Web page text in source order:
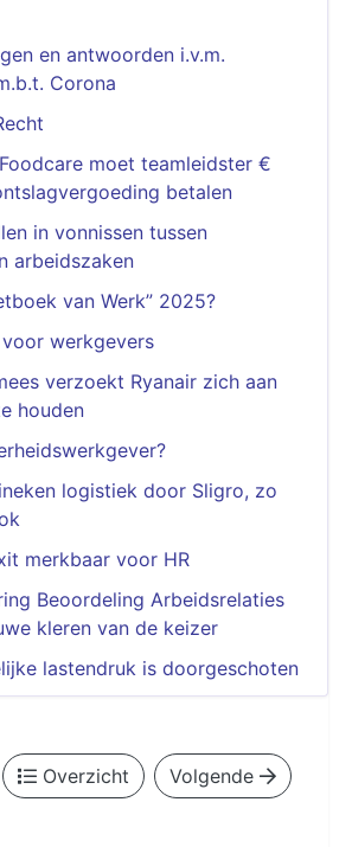
en antwoorden i.v.m.
Corona
moet teamleidster €
betalen
in vonnissen tussen
arbeidszaken
van Werk” 2025?
werkgevers
verzoekt Ryanair zich aan
houden
logistiek door Sligro, zo
merkbaar voor HR
Beoordeling Arbeidsrelaties
kleren van de keizer
lastendruk is doorgeschoten
Overzicht Volgende